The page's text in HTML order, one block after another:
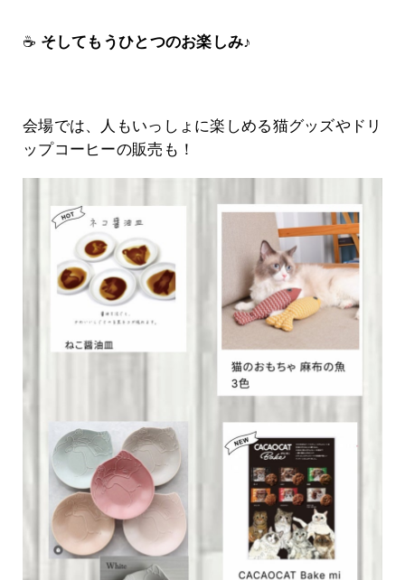
☕️ そしてもうひとつのお楽しみ♪
会場では、人もいっしょに楽しめる猫グッズや ドリ
ップコーヒーの販売も！